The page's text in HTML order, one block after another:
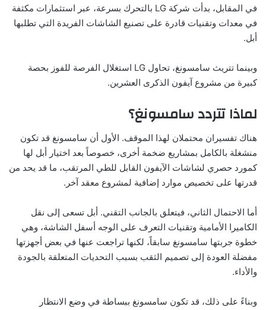
في المقابل، بدأت شركة LG بالتحرك بسرعة، عبر استثمارات مكثفة
في معدات وتقنيات قادرة على تصنيع الشاشات الفريدة التي تطلبها
أبل.
وبينما تتريث سامسونغ، تحاول LG استغلال الفرصة للفوز بحصة
كبيرة من مشروع آيفون الذكرى العشرين.
لماذا تتردد سامسونغ؟
هناك تفسيران محتملان لهذا الموقف. الأول أن سامسونغ قد تكون
منشغلة بالكامل بمشاريع ضخمة أخرى، خصوصاً بعد اختيار أبل لها
كمورد حصري لشاشات الآيفون القابل للطي المرتقب، ما قد يحد من
قدرتها على تخصيص موارد إضافية لمشروع معقد آخر.
أما الاحتمال الثاني، فيتعلق بالجانب التقني. أبل تسعى إلى نقل
الكاميرا الأمامية وتقنيات التعرف على الوجه أسفل الشاشة، وهي
خطوة جربتها سامسونغ سابقاً، لكنها تراجعت عنها في بعض أجهزتها
مفضلة العودة إلى تصميم الثقب بسبب التحديات المتعلقة بالجودة
والأداء.
وبناءً على ذلك، قد تكون سامسونغ ببساطة في وضع الانتظار